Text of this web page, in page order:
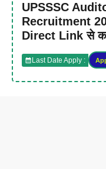
UPSSSC
Recruitment
Direct Link से
Last Date Apply :